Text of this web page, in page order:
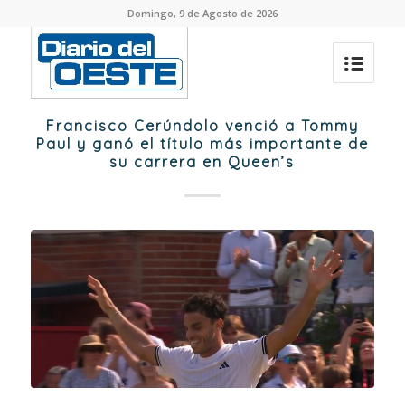
Domingo, 9 de Agosto de 2026
Francisco Cerúndolo venció a Tommy
Paul y ganó el título más importante de
su carrera en Queen’s